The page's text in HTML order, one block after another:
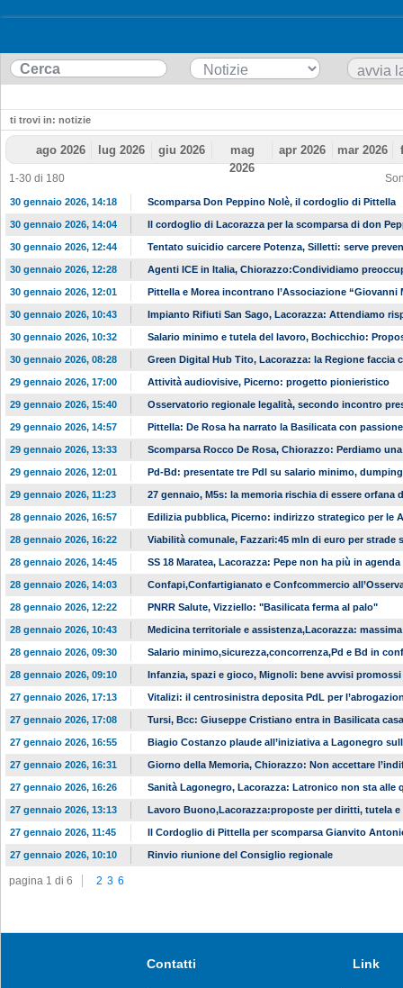
ti trovi in: notizie
ago 2026 lug 2026 giu 2026
mag
2026
apr 2026 mar 2026
1-30 di 180
Scomparsa Don Peppino Nolè, il cordoglio di Pittella
30 gennaio 2026, 14:18
Il cordoglio di Lacorazza per la scomparsa di don
30 gennaio 2026, 14:04
Tentato suicidio carcere Potenza, Silletti: serve
30 gennaio 2026, 12:44
Agenti ICE in Italia, Chiorazzo:Condividiamo
30 gennaio 2026, 12:28
Pittella e Morea incontrano l’Associazione “Giovanni
30 gennaio 2026, 12:01
Impianto Rifiuti San Sago, Lacorazza: Attendiamo
30 gennaio 2026, 10:43
Salario minimo e tutela del lavoro, Bochicchio:
30 gennaio 2026, 10:32
Green Digital Hub Tito, Lacorazza: la Regione faccia
30 gennaio 2026, 08:28
Attività audiovisive, Picerno: progetto pionieristico
29 gennaio 2026, 17:00
Osservatorio regionale legalità, secondo incontro
29 gennaio 2026, 15:40
Pittella: De Rosa ha narrato la Basilicata con
29 gennaio 2026, 14:57
Scomparsa Rocco De Rosa, Chiorazzo: Perdiamo
29 gennaio 2026, 13:33
Pd-Bd: presentate tre Pdl su salario minimo,
29 gennaio 2026, 12:01
27 gennaio, M5s: la memoria rischia di essere orfana
29 gennaio 2026, 11:23
Edilizia pubblica, Picerno: indirizzo strategico per le
28 gennaio 2026, 16:57
Viabilità comunale, Fazzari:45 mln di euro per strade
28 gennaio 2026, 16:22
SS 18 Maratea, Lacorazza: Pepe non ha più in
28 gennaio 2026, 14:45
Confapi,Confartigianato e Confcommercio
28 gennaio 2026, 14:03
PNRR Salute, Vizziello: "Basilicata ferma al palo"
28 gennaio 2026, 12:22
Medicina territoriale e assistenza,Lacorazza:
28 gennaio 2026, 10:43
Salario minimo,sicurezza,concorrenza,Pd e Bd in
28 gennaio 2026, 09:30
Infanzia, spazi e gioco, Mignoli: bene avvisi
28 gennaio 2026, 09:10
Vitalizi: il centrosinistra deposita PdL per
27 gennaio 2026, 17:13
Tursi, Bcc: Giuseppe Cristiano entra in Basilicata
27 gennaio 2026, 17:08
Biagio Costanzo plaude all’iniziativa a Lagonegro
27 gennaio 2026, 16:55
Giorno della Memoria, Chiorazzo: Non accettare
27 gennaio 2026, 16:31
Sanità Lagonegro, Lacorazza: Latronico non sta alle
27 gennaio 2026, 16:26
Lavoro Buono,Lacorazza:proposte per diritti, tutela e
27 gennaio 2026, 13:13
Il Cordoglio di Pittella per scomparsa Gianvito
27 gennaio 2026, 11:45
Rinvio riunione del Consiglio regionale
27 gennaio 2026, 10:10
pagina 1 di 6 2 3 6
Contatti Link